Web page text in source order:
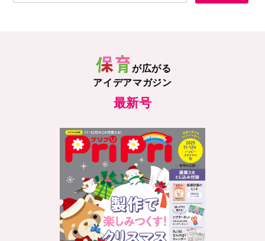
が広がる
アイデアマガジン
最新号